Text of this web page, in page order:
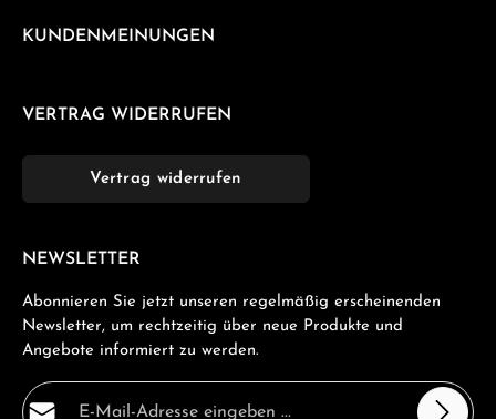
KUNDENMEINUNGEN
VERTRAG WIDERRUFEN
Vertrag widerrufen
NEWSLETTER
Abonnieren Sie jetzt unseren regelmäßig erscheinenden
Newsletter, um rechtzeitig über neue Produkte und
Angebote informiert zu werden.
E-Mail-Adresse*